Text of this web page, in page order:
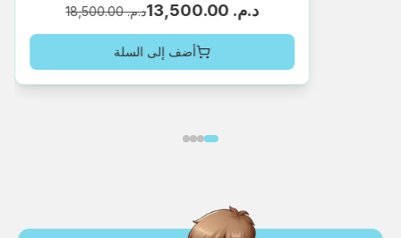
د.م.‏ 13,500.00 د.م.‏ 18,500.00
أضف إلى السلة